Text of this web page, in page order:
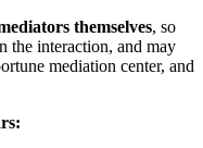
themselves, so
the interaction, and may
mediation center, and